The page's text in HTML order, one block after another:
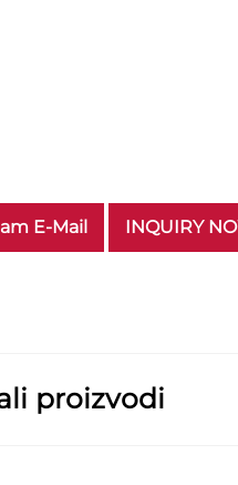
E-Mail INQUIRY
proizvodi